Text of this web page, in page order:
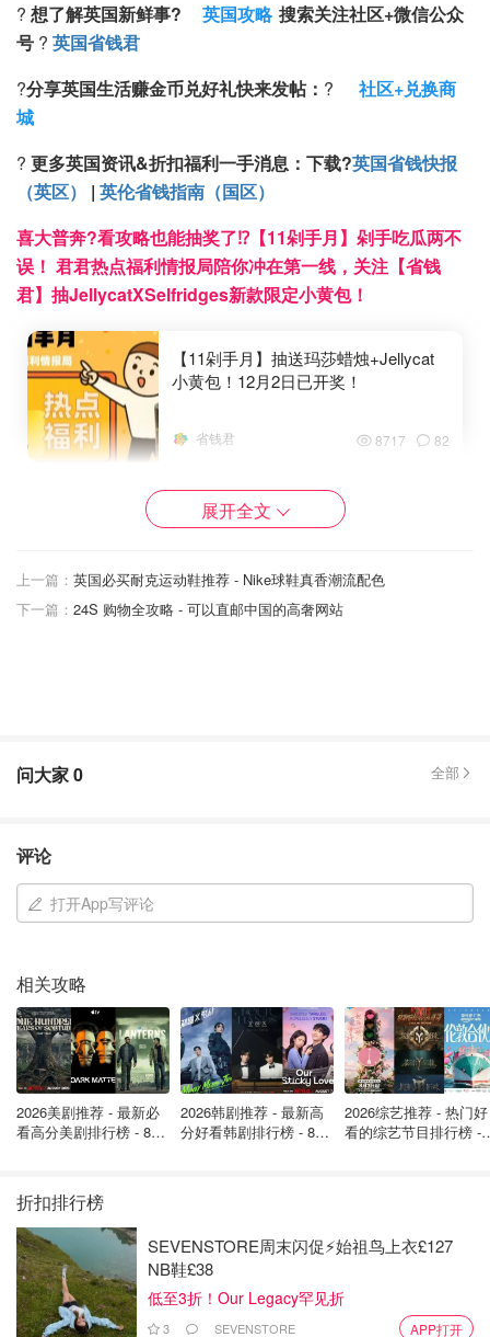
? 想了解英国新鲜事? 英国攻略 搜索关注社区+微信公众
号 ? 英国省钱君
?分享英国生活赚金币兑好礼快来发帖： ?
社区+兑换商
城
? 更多英国资讯&折扣福利一手消息： 下载?英国省钱快报
（英区）
| 英伦省钱指南（国区）
喜大普奔?看攻略也能抽奖了⁉️【11剁手月】剁手吃瓜两不
误！ 君君热点福利情报局陪你冲在第一线，关注【省钱
君】抽JellycatXSelfridges新款限定小黄包！
【11剁手月】抽送玛莎蜡烛+Jellycat
小黄包！12月2日已开奖！
省钱君 8717 82
英国亚马逊泡面排行榜：黑五考试季必囤！
产品英文名：Shin Ramyun
第一名毫无悬念，当属大家都爱的辛拉面！作为韩国人的国
民泡面之一，汤底浓香辛辣，带有浓浓的泡菜酸辣感，18年
来稳居宝座！网上出现各种新奇吃法，包括：牛奶辛拉面、
芝士味辛拉面等等，让人越吃越喜欢！（
英亚购买链
接）
展开全文
上一篇： 英国必买耐克运动鞋推荐 - Nike球鞋真香潮流配色
下一篇： 24S 购物全攻略 - 可以直邮中国的高奢网站
问大家0 全部
评论
打开App写评论
相关攻略
2026美剧推荐 - 最新必
看高分美剧排行榜 - 8月
2026韩剧推荐 - 最新高
分好看韩剧排行榜 - 8月
2026综艺推荐 - 热门好
看的综艺节目排行榜 -
折扣排行榜
SEVENSTORE周末闪促⚡️始祖鸟上衣£127
NB鞋£38
低至3折！Our Legacy罕见折
3 SEVENSTORE APP打开